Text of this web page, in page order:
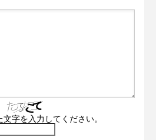
文字を入力してください。